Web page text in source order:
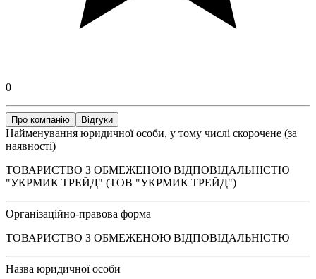
0
Про компанію Відгуки
Найменування юридичної особи, у тому числі скорочене (за
наявності)
ТОВАРИСТВО З ОБМЕЖЕНОЮ ВІДПОВІДАЛЬНІСТЮ
"УКРМИК ТРЕЙД" (ТОВ "УКРМИК ТРЕЙД")
Організаційно-правова форма
ТОВАРИСТВО З ОБМЕЖЕНОЮ ВІДПОВІДАЛЬНІСТЮ
Назва юридичної особи